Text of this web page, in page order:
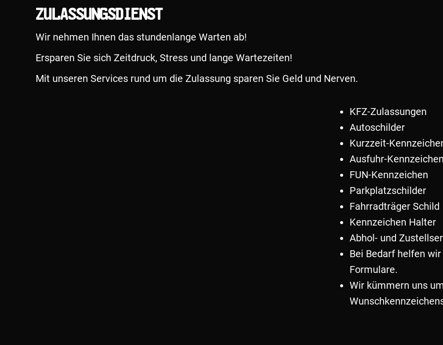
Zulassungsdienst
Wir nehmen Ihnen das stundenlange Warten ab!
Ersparen Sie sich Zeitdruck, Stress und lange Wartezeiten!
Mit unseren Services rund um die Zulassung sparen Sie Geld und Nerven.
KFZ-Zulassungen
Autoschilder
Kurzzeit-
Ausfuhr-
FUN-Kennzeichen
Parkplatzschilder
Fahrradträger Schild
Kennzeichen Halter
Abhol- und
Bei Bedarf helfen
Formulare.
Wir kümmern uns